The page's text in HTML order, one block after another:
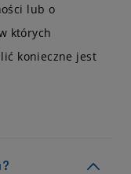
lub o
których
konieczne jest